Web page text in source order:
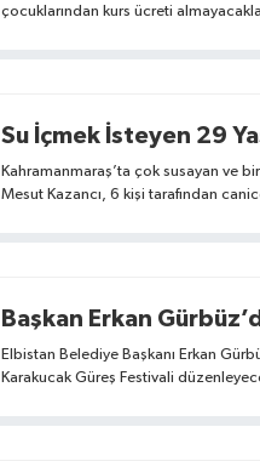
çocuklarından kurs ücreti
Kahramanmaraş’ta çok susayan ve
Mesut Kazancı, 6 kişi tarafından
Başkan Erkan
Elbistan Belediye Başkanı Erkan
Karakucak Güreş Festivali